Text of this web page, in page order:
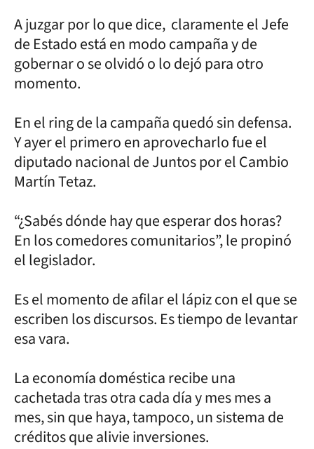
A juzgar por lo que dice, claramente el Jefe
de Estado está en modo campaña y de
gobernar o se olvidó o lo dejó para otro
momento.
En el ring de la campaña quedó sin defensa.
Y ayer el primero en aprovecharlo fue el
diputado nacional de Juntos por el Cambio
Martín Tetaz.
“¿Sabés dónde hay que esperar dos horas?
En los comedores comunitarios”, le propinó
el legislador.
Es el momento de afilar el lápiz con el que se
escriben los discursos. Es tiempo de levantar
esa vara.
La economía doméstica recibe una
cachetada tras otra cada día y mes mes a
mes, sin que haya, tampoco, un sistema de
créditos que alivie inversiones.